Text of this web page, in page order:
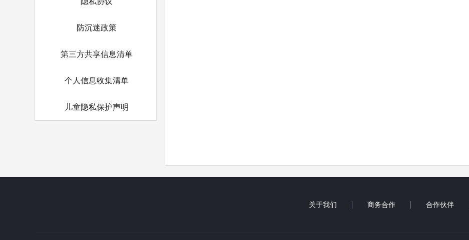
防沉迷政策
第三方共享信息清单
个人信息收集清单
儿童隐私保护声明
关于我们 商务合作 合作伙伴